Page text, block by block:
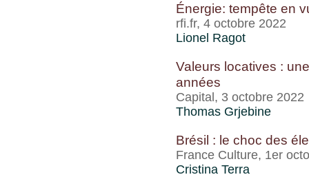
Énergie: tempête en
rfi.fr, 4 octobre 2022
Lionel Ragot
Valeurs locatives :
années
Capital, 3 octobre 2022
Thomas Grjebine
Brésil : le choc des
France Culture, 1er
Cristina Terra